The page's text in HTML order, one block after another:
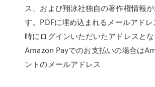
ス、および翔泳社独自の著作権情報
す。PDFに埋め込まれるメールアド
時にログインいただいたアドレスとな
Amazon Payでのお支払いの場合は
ントのメールアドレス